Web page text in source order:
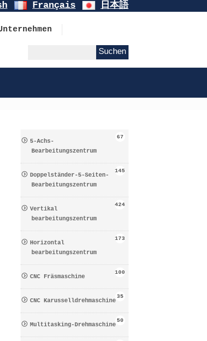
Français 日本語
5-Achs-
Bearbeitungszentrum
67
Doppelständer-5-Seiten-
Bearbeitungszentrum
145
Vertikal
bearbeitungszentrum
424
Horizontal
bearbeitungszentrum
173
CNC Fräsmaschine
100
CNC Karusselldrehmaschine
35
Multitasking-Drehmaschine
50